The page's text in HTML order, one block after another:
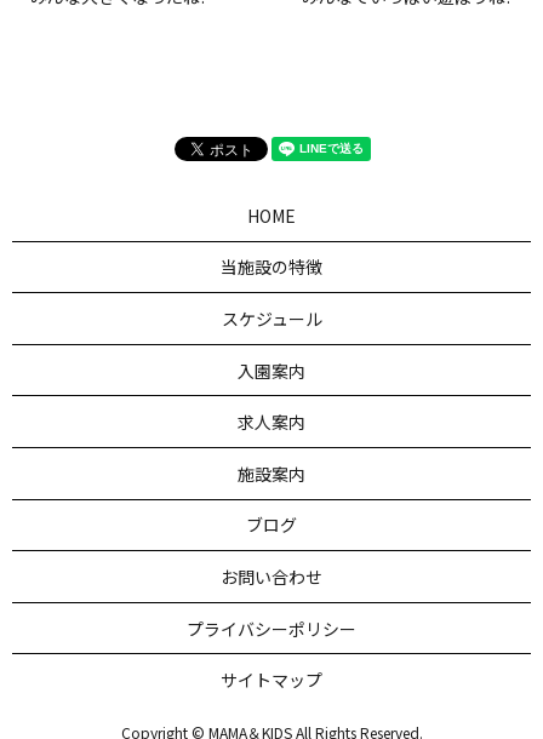
HOME
当施設の特徴
スケジュール
入園案内
求人案内
施設案内
ブログ
お問い合わせ
プライバシーポリシー
サイトマップ
Copyright © MAMA＆KIDS All Rights Reserved.